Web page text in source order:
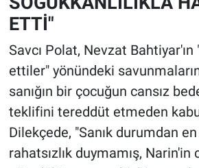
ETTİ"
Savcı Polat, Nevzat
ettiler" yönündeki
sanığın bir çocuğun cansız
teklifini tereddüt etmeden
Dilekçede, "Sanık durumdan
rahatsızlık duymamış, Narin'in